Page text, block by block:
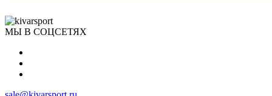
МЫ В СОЦСЕТЯХ